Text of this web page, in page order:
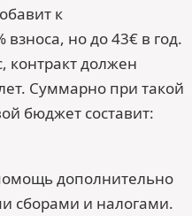
к
но до 43€ в год.
контракт должен
Суммарно при такой
бюджет составит:
дополнительно
сборами и налогами.